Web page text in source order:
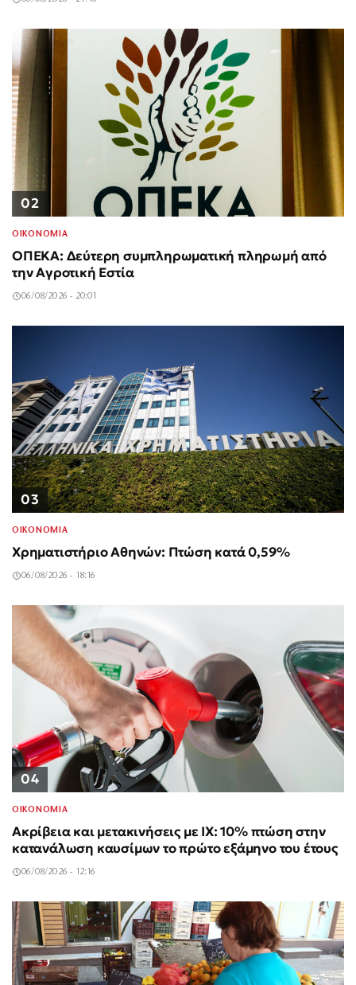
02
ΟΙΚΟΝΟΜΙΑ
ΟΠΕΚΑ: Δεύτερη συμπληρωματική πληρωμή από
την Αγροτική Εστία
06/08/2026 - 20:01
03
ΟΙΚΟΝΟΜΙΑ
Χρηματιστήριο Αθηνών: Πτώση κατά 0,59%
06/08/2026 - 18:16
04
ΟΙΚΟΝΟΜΙΑ
Ακρίβεια και μετακινήσεις με ΙΧ: 10% πτώση στην
κατανάλωση καυσίμων το πρώτο εξάμηνο του έτους
06/08/2026 - 12:16